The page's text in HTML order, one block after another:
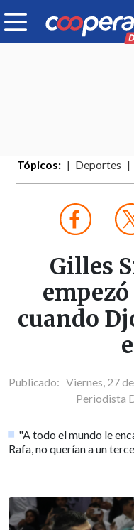
Tópicos: Deportes
Gilles
cuando
Publicado: Viernes, 27
Periodista
"A todo el mundo le
Rafa, no querían a un